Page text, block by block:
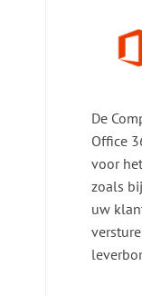
De
Office
voor
zoals
uw